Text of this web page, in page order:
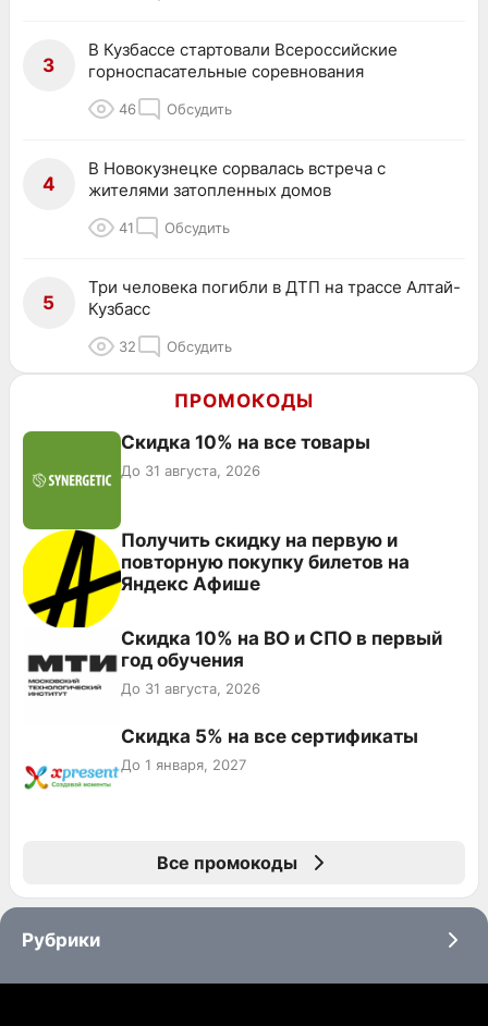
3
В Кузбассе стартовали Всероссийские
горноспасательные соревнования
46 Обсудить
4
В Новокузнецке сорвалась встреча с
жителями затопленных домов
41 Обсудить
5
Три человека погибли в ДТП на трассе Алтай-
Кузбасс
32 Обсудить
ПРОМОКОДЫ
Скидка 10% на все товары
До 31 августа, 2026
Получить скидку на первую и
повторную покупку билетов на
Яндекс Афише
Скидка 10% на ВО и СПО в первый
год обучения
До 31 августа, 2026
Скидка 5% на все сертификаты
До 1 января, 2027
Все промокоды
Рубрики